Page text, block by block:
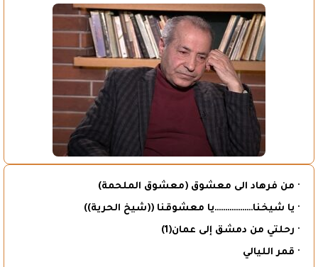
· من فرهاد الى معشوق (معشوق الملحمة)
· يا شيخنا………………يا معشوقنا ((شيخ الحرية))
· رحلتي من دمشق إلى عمان(1)
· قمر الليالي